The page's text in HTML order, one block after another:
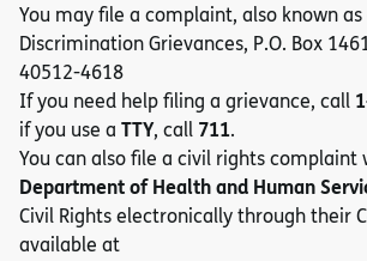
You may file a complaint, also known
Discrimination Grievances, P.O. Box
40512-4618
If you need help filing a grievance, call
if you use a TTY, call 711.
You can also file a civil rights complaint
Department of Health and Human
Civil Rights electronically through their
available at